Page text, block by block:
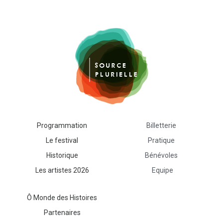
Programmation
Le festival
Historique
Les artistes 2026
Billetterie
Pratique
Bénévoles
Equipe
Ô Monde des Histoires
Partenaires